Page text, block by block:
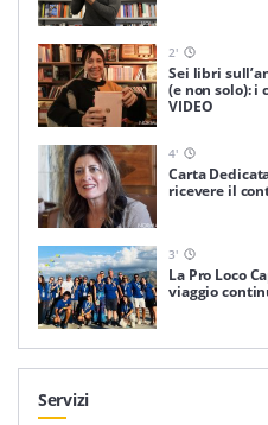
2'
Sei libri
(e non solo): i
VIDEO
4'
Carta
ricevere il
3'
La Pro Loco
viaggio
Servizi